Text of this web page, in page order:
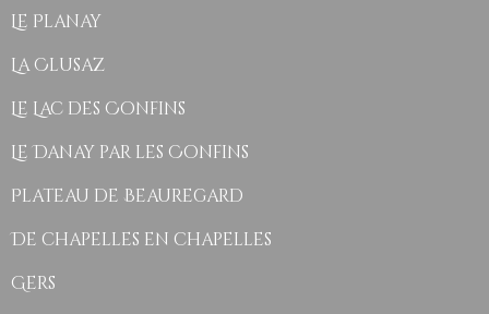
Le Planay
La Clusaz
Le Lac des Confins
Le Danay par les Confins
Plateau de Beauregard
De chapelles en chapelles
Gers